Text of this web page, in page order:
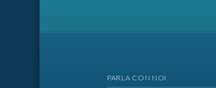
PARLA CON NOI